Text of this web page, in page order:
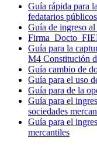
Guía rápida para
fedatarios públicos
Guía de ingreso
Guía para la
M4 Constitución
Guía cambio de
Guía para el uso
Guía para de la
Guía para el
sociedades
Guía para el
mercantiles